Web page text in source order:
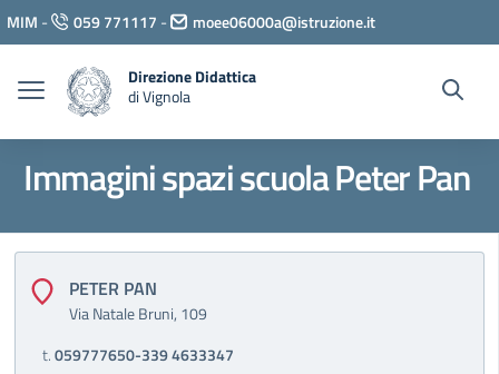
Vai ai contenuti
Vai al menu di navigazione
Vai al footer
MIM - 059 771117 - moee06000a@istruzione.it
Direzione Didattica
di Vignola
Immagini spazi scuola Peter Pan
PETER PAN
Via Natale Bruni, 109
t.059777650-339 4633347